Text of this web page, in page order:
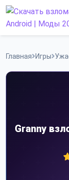
Skip
Программы
Главная Игры
Granny